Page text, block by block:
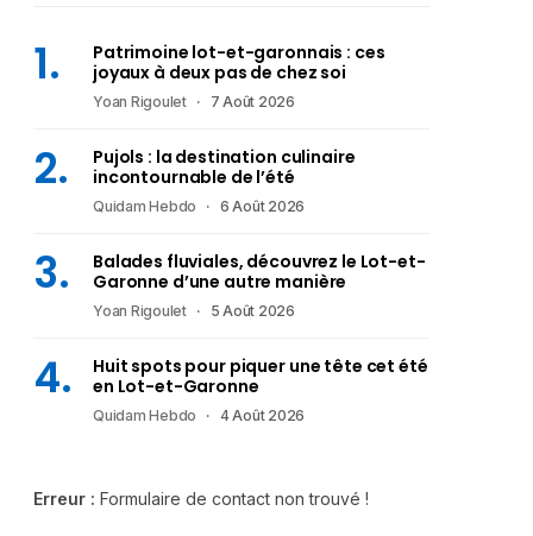
Patrimoine lot-et-garonnais : ces
joyaux à deux pas de chez soi
Yoan Rigoulet 7 Août 2026
Pujols : la destination culinaire
incontournable de l’été
Quidam Hebdo 6 Août 2026
Balades fluviales, découvrez le Lot-et-
Garonne d’une autre manière
Yoan Rigoulet 5 Août 2026
Huit spots pour piquer une tête cet été
en Lot-et-Garonne
Quidam Hebdo 4 Août 2026
Erreur : Formulaire de contact non trouvé !